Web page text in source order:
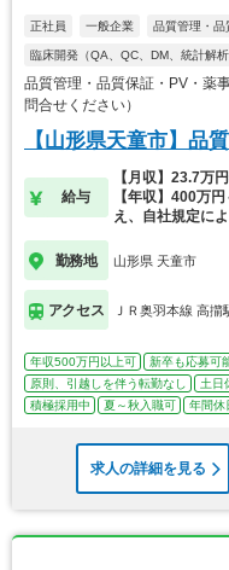
正社員 一般企業 品質管理・品
臨床開発（QA、QC、DM、統計解析
品質管理・品質保証・PV・
問合せください）
【山形県天童市】品
給与
【月収】23.7万
【年収】400万
え、自社規定に
勤務地 山形県 天童市
アクセス ＪＲ奥羽本線 高擶
年収500万円以上可 新卒も応募可
原則、引越しを伴う転勤なし
土日
積極採用中
夏～秋入職可 年間休
求人の詳細を見る